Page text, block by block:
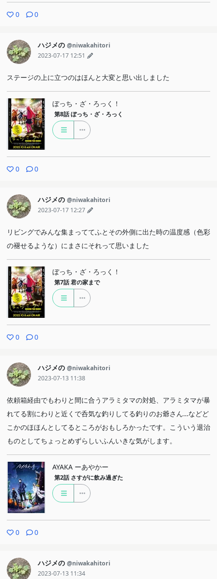
0 0
ハジメの @niwakahitori
2023-07-17 12:51
ステージの上に立つのはほんと大変と思い出しました
ぼっち・ざ・ろっく！
第8話 ぼっち・ざ・ろっく
0 0
ハジメの @niwakahitori
2023-07-17 12:27
リビングでみんな集まっててふとその外側に出た時の温度感（色彩
の褪せるような）にまさにそれって思いました
ぼっち・ざ・ろっく！
第7話 君の家まで
0 0
ハジメの @niwakahitori
2023-07-13 11:38
依頼箱経由でもわりと間に合うアラミタマの対処、アラミタマが暴
れてる割にわりと近くで呑気な釣りしてる釣りのお爺さん…などど
こかのほほんとしてるところがおもしろかったです。こういう退治
ものとしてちょっとめずらしいふんいきな気がします。
AYAKA ーあやかー
第2話 さすがに飲み過ぎた
0 0
ハジメの @niwakahitori
2023-07-13 11:34